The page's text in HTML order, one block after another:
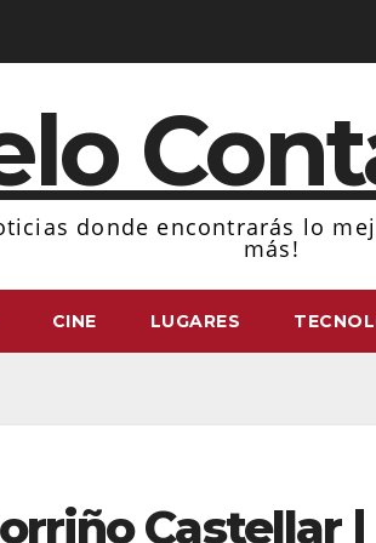
donde encontrarás lo
más!
CINE LUGARES
Castellar |